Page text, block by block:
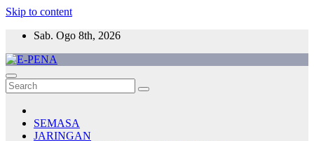
Skip to content
Sab. Ogo 8th, 2026
E-PENA
Berita Digital Terkini
SEMASA
JARINGAN